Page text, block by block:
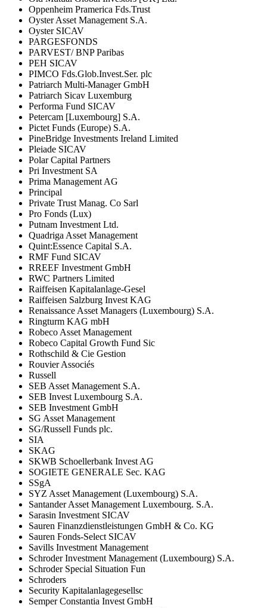
Oppenheim Pramerica Fds.Trust
Oyster Asset Management S.A.
Oyster SICAV
PARGESFONDS
PARVEST/ BNP Paribas
PEH SICAV
PIMCO Fds.Glob.Invest.Ser. plc
Patriarch Multi-Manager GmbH
Patriarch Sicav Luxemburg
Performa Fund SICAV
Petercam [Luxembourg] S.A.
Pictet Funds (Europe) S.A.
PineBridge Investments Ireland Limited
Pleiade SICAV
Polar Capital Partners
Pri Investment SA
Prima Management AG
Principal
Private Trust Manag. Co Sarl
Pro Fonds (Lux)
Putnam Investment Ltd.
Quadriga Asset Management
Quint:Essence Capital S.A.
RMF Fund SICAV
RREEF Investment GmbH
RWC Partners Limited
Raiffeisen Kapitalanlage-Gesel
Raiffeisen Salzburg Invest KAG
Renaissance Asset Managers (Luxembourg) S.A.
Ringturm KAG mbH
Robeco Asset Management
Robeco Capital Growth Fund Sic
Rothschild & Cie Gestion
Rouvier Associés
Russell
SEB Asset Management S.A.
SEB Invest Luxembourg S.A.
SEB Investment GmbH
SG Asset Management
SG/Russell Funds plc.
SIA
SKAG
SKWB Schoellerbank Invest AG
SOGIETE GENERALE Sec. KAG
SSgA
SYZ Asset Management (Luxembourg) S.A.
Santander Asset Management Luxembourg. S.A.
Sarasin Investment SICAV
Sauren Finanzdienstleistungen GmbH & Co. KG
Sauren Fonds-Select SICAV
Savills Investment Management
Schroder Investment Management (Luxembourg) S.A.
Schroder Special Situation Fun
Schroders
Security Kapitalanlagegesellsc
Semper Constantia Invest GmbH